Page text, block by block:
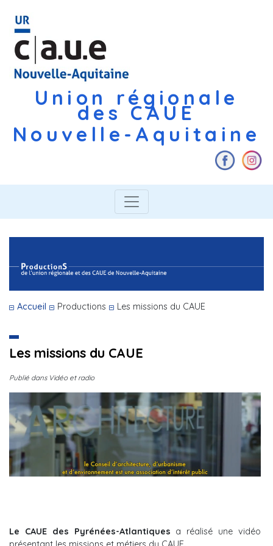
Union régionale
des CAUE
Nouvelle-Aquitaine
Accueil Productions Les missions du CAUE
Les missions du CAUE
Publié dans Vidéo et radio
Le CAUE des Pyrénées-Atlantiques a réalisé une vidéo